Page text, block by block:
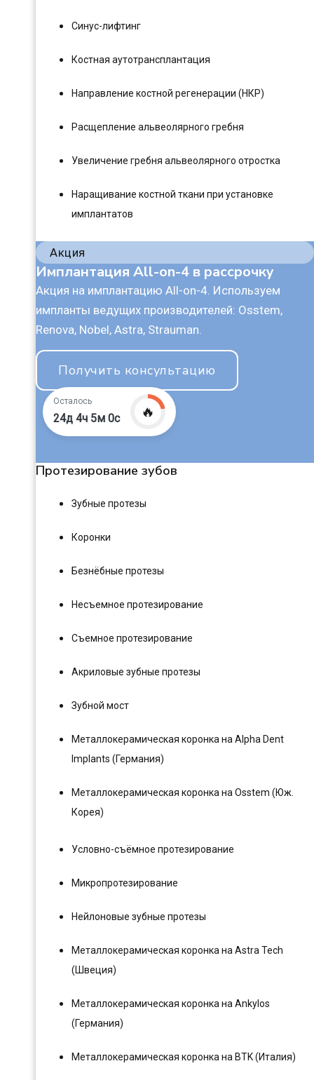
Синус-лифтинг
Костная аутотрансплантация
Направление костной регенерации (НКР)
Расщепление альвеолярного гребня
Увеличение гребня альвеолярного отростка
Наращивание костной ткани при установке
имплантатов
Акция
Имплантация All-on-4 в рассрочку
Акция на имплантацию All-on-4. Используем
импланты ведущих производителей: Osstem,
Renova, Nobel, Astra, Strauman.
Получить консультацию
Осталось
24д 4ч 4м 59с 🔥
Протезирование зубов
Зубные протезы
Коронки
Безнёбные протезы
Несъемное протезирование
Съемное протезирование
Акриловые зубные протезы
Зубной мост
Металлокерамическая коронка на Alpha Dent
Implants (Германия)
Металлокерамическая коронка на Osstem (Юж.
Корея)
Условно-съёмное протезирование
Микропротезирование
Нейлоновые зубные протезы
Металлокерамическая коронка на Astra Tech
(Швеция)
Металлокерамическая коронка на Ankylos
(Германия)
Металлокерамическая коронка на BTK (Италия)